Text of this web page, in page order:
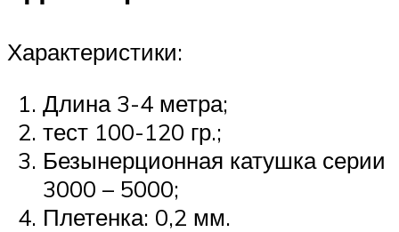
Характеристики:
Длина 3-4 метра;
тест 100-120 гр.;
Безынерционная катушка серии
3000 – 5000;
Плетенка: 0,2 мм.